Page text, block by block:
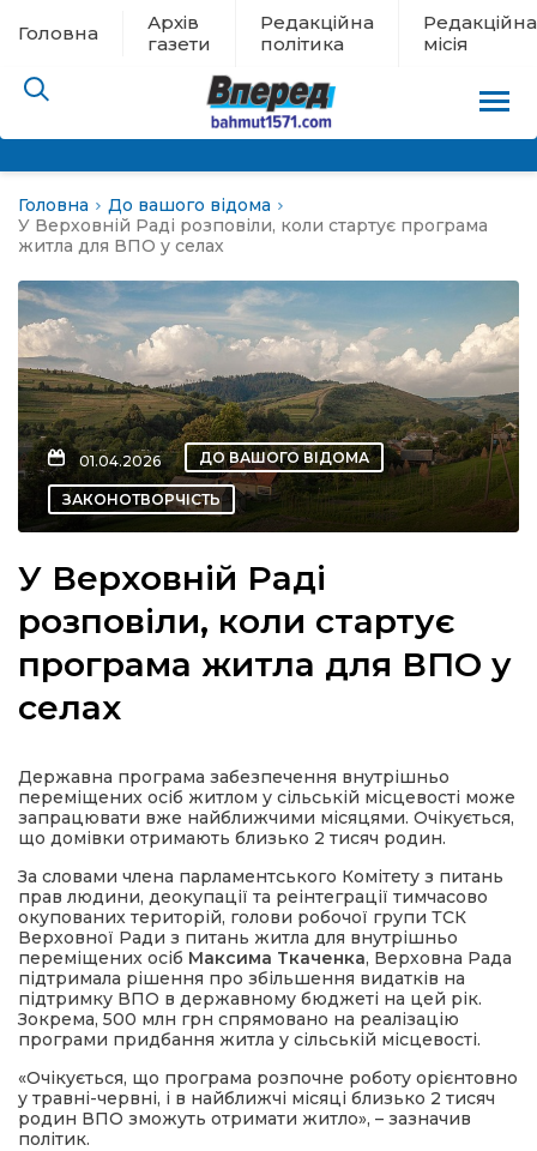
Головна
Архів
газети
Редакційна
політика
Редакційна
місія
евакуації
новини
політика
місія
Головна
До вашого відома
У Верховній Раді розповіли, коли стартує програма
житла для ВПО у селах
01.04.2026 ДО ВАШОГО ВІДОМА
ЗАКОНОТВОРЧІСТЬ
У Верховній Раді
розповіли, коли стартує
програма житла для ВПО у
селах
Державна програма забезпечення внутрішньо
переміщених осіб житлом у сільській місцевості може
запрацювати вже найближчими місяцями. Очікується,
що домівки отримають близько 2 тисяч родин.
За словами члена парламентського Комітету з питань
прав людини, деокупації та реінтеграції тимчасово
окупованих територій, голови робочої групи ТСК
Верховної Ради з питань житла для внутрішньо
переміщених осіб Максима Ткаченка, Верховна Рада
підтримала рішення про збільшення видатків на
підтримку ВПО в державному бюджеті на цей рік.
Зокрема, 500 млн грн спрямовано на реалізацію
програми придбання житла у сільській місцевості.
«Очікується, що програма розпочне роботу орієнтовно
у травні-червні, і в найближчі місяці близько 2 тисяч
родин ВПО зможуть отримати житло», – зазначив
політик.